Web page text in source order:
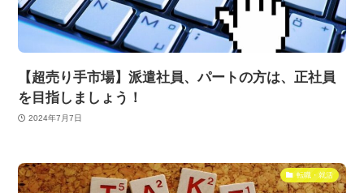
【超売り手市場】派遣社員、パートの方は、正社員
を目指しましょう！
2024年7月7日
転職・就活